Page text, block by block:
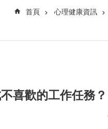
首頁 心理健康資訊
喜歡的工作任務？